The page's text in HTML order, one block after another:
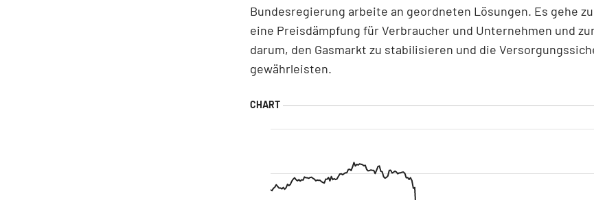
Bundesregierung arbeite an geordneten Lösungen. Es gehe
eine Preisdämpfung für Verbraucher und Unternehmen und
darum, den Gasmarkt zu stabilisieren und die
gewährleisten.